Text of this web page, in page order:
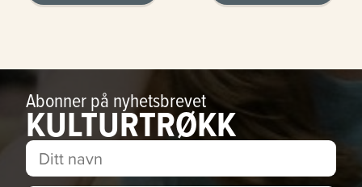
Abonner på nyhetsbrevet
KULTURTRØKK